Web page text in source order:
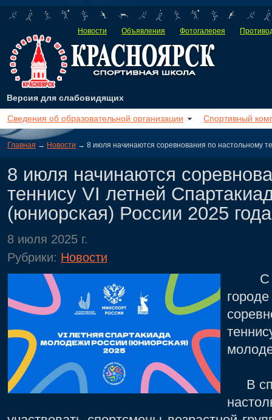
Новости Объявления Фотогалерея
Версия для слабовидящих
Сведения об образовательной организации Спортивный
Главная → Новости → 8 июля начинаются соревнования по настольному
8 июля начинаются
теннису VI летней
(юниорская) России 2025 года
8 июля 2025 г.
Рубрики: Новости
С 8
В